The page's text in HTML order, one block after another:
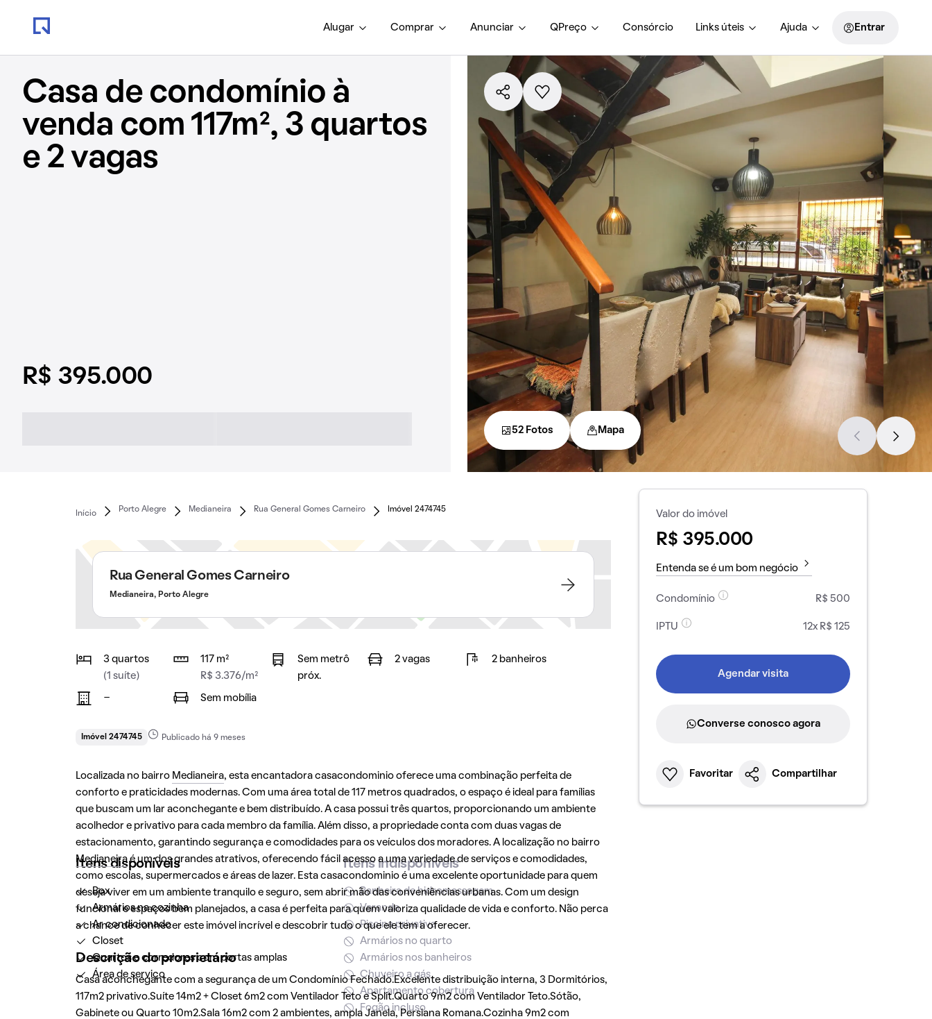
Alugar Comprar Anunciar QPreço Consórcio Links úteis Ajuda Entrar
Casa de condomínio à
venda com 117m², 3 quartos
e 2 vagas
R$ 395.000
52 Fotos Mapa
Início
Porto Alegre Medianeira Rua General Gomes Carneiro Imóvel 2474745
Rua General Gomes Carneiro
Medianeira, Porto Alegre
3 quartos
(1 suíte)
117 m²
R$ 3.376/m²
Sem metrô
próx.
2 vagas 2 banheiros
- Sem mobília
Imóvel 2474745 Publicado há 9 meses
Localizada no bairro Medianeira, esta encantadora casacondominio oferece uma combinação perfeita de
conforto e praticidades modernas. Com uma área total de 117 metros quadrados, o espaço é ideal para famílias
que buscam um lar aconchegante e bem distribuído. A casa possui três quartos, proporcionando um ambiente
acolhedor e privativo para cada membro da família. Além disso, a propriedade conta com duas vagas de
estacionamento, garantindo segurança e comodidades para os veículos dos moradores. A localização no bairro
Medianeiraé um dos grandes atrativos, oferecendo fácil acesso a uma variedade de serviços e comodidades,
como escolas, supermercados e áreas de lazer. Esta casacondominio é uma excelente oportunidade para quem
deseja viver em um ambiente tranquilo e seguro, sem abrir mão das conveniências urbanas. Com um design
funcional e espaços bem planejados, a casa é perfeita para quem valoriza qualidade de vida e conforto. Não perca
a chance de conhecer este imóvel incrível e descobrir tudo o que ele tem a oferecer.
Descrição do proprietário
Casa aconchegante com a segurança de um Condomínio Fechado.Excelente distribuição interna, 3 Dormitórios,
117m2 privativo.Suíte 14m2 + Closet 6m2 com Ventilador Teto e Split.Quarto 9m2 com Ventilador Teto.Sótão,
Gabinete ou Quarto 10m2.Sala 16m2 com 2 ambientes, ampla Janela, Persiana Romana.Cozinha 9m2 com
Itens disponíveis
Box
Armários na cozinha
Ar condicionado
Closet
Quartos e corredores com portas amplas
Área de serviço
Itens indisponíveis
Banheira de hidromassagem
Varanda
Piscina privativa
Armários no quarto
Armários nos banheiros
Chuveiro a gás
Apartamento cobertura
Fogão incluso
Valor do imóvel
R$ 395.000
Entenda se é um bom negócio
Condomínio R$ 500
IPTU 12x R$ 125
Agendar visita
Converse conosco agora
Favoritar Compartilhar